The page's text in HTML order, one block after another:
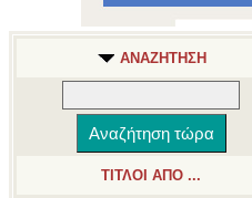
ΑΝΑΖΗΤΗΣΗ
ΤΙΤΛΟΙ ΑΠΟ ...